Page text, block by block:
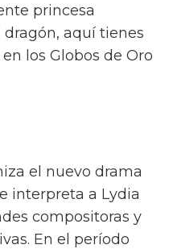
princesa
dragón, aquí tienes
los Globos de Oro
el nuevo drama
interpreta a Lydia
compositoras y
En el período